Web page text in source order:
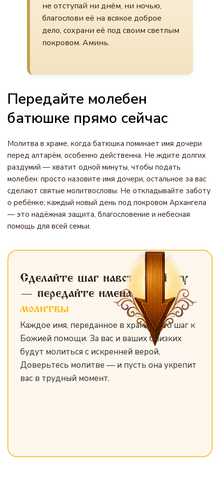
не отступай ни днём, ни ночью,
благослови её на всякое доброе
дело, сохрани её под своим светлым
покровом. Аминь.
Передайте молебен
батюшке прямо сейчас
Молитва в храме, когда батюшка поминает имя дочери
перед алтарём, особенно действенна. Не ждите долгих
раздумий — хватит одной минуты, чтобы подать
молебен: просто назовите имя дочери, остальное за вас
сделают святые молитвословы. Не откладывайте заботу
о ребёнке; каждый новый день под покровом Архангела
— это надёжная защита, благословение и небесная
помощь для всей семьи.
Сделайте шаг навстречу Богу
— передайте именадля
молитвы
Каждое имя, переданное в храм, — это шаг к
Божией помощи. За вас и ваших близких
будут молиться с искренней верой.
Доверьтесь молитве — и пусть она укрепит
вас в трудный момент.